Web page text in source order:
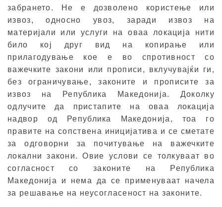
забрането. Не е дозволено користење или
извоз, односно увоз, заради извоз на
материјали или услуги на оваа локација нити
било кој друг вид на копирање или
прилагодување кое е во спротивност со
важечките закони или прописи, вклучувајќи ги,
без ограничување, законите и прописите за
извоз на Република Македонија. Доколку
одлучите да пристапите на оваа локација
надвор од Република Македонија, тоа го
правите на сопствена иницијатива и се сметате
за одговорни за почитување на важечките
локални закони. Овие услови се толкуваат во
согласност со законите на Република
Македонија и нема да се применуваат начела
за решавање на неусогласеност на законите.